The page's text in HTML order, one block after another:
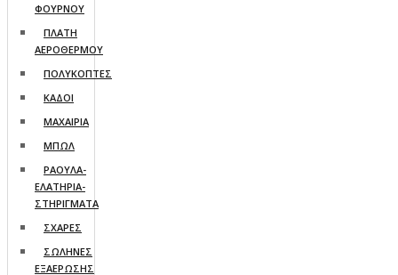
ΦΟΥΡΝΟΥ
ΠΛΑΤΗ
ΑΕΡΟΘΕΡΜΟΥ
ΠΟΛΥΚΟΠΤΕΣ
ΚΑΔΟΙ
ΜΑΧΑΙΡΙΑ
ΜΠΩΛ
ΡΑΟΥΛΑ-
ΕΛΑΤΗΡΙΑ-
ΣΤΗΡΙΓΜΑΤΑ
ΣΧΑΡΕΣ
ΣΩΛΗΝΕΣ
ΕΞΑΕΡΩΣΗΣ